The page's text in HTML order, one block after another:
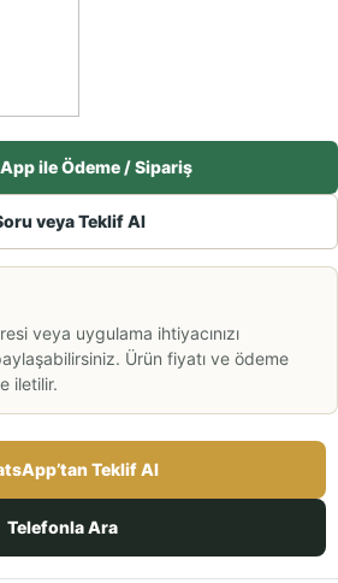
ile Ödeme / Sipariş
veya Teklif Al
veya uygulama ihtiyacınızı
Ürün fiyatı ve ödeme
iletilir.
Teklif Al
Telefonla Ara